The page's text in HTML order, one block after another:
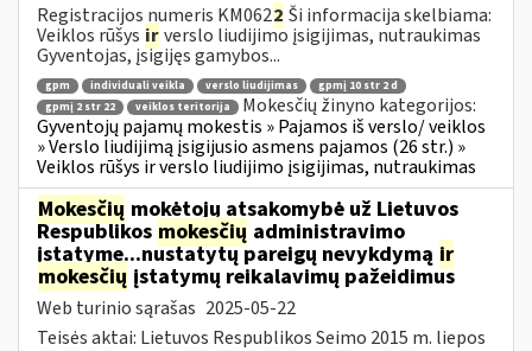
Registracijos numeris KM0622 Ši informacija skelbiama:
Veiklos rūšys irverslo liudijimo įsigijimas, nutraukimas
Gyventojas, įsigijęs gamybos...
gpm individuali veikla verslo liudijimas
gpmį 10 str 2 d
gpmį 2 str 22
veiklos teritorija
Mokesčių žinyno kategorijos:
Gyventojų pajamų mokestis » Pajamos iš verslo/ veiklos
» Verslo liudijimą įsigijusio asmens pajamos (26 str.) »
Veiklos rūšys ir verslo liudijimo įsigijimas, nutraukimas
Mokesčių mokėtojų atsakomybė už Lietuvos
Respublikos mokesčių administravimo
įstatyme...nustatytų pareigų nevykdymą ir
mokesčių įstatymų reikalavimų pažeidimus
Web turinio sąrašas 2025-05-22
Teisės aktai: Lietuvos Respublikos Seimo 2015 m. liepos